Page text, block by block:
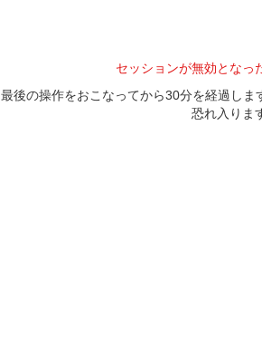
セッションが無効となっ
最後の操作をおこなってから30分を経過し
恐れ入りま